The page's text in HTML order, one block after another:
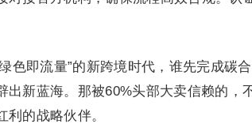
色即流量”的新跨境时代，谁先完成碳
出新蓝海。那被60%头部大卖信赖的，
利的战略伙伴。